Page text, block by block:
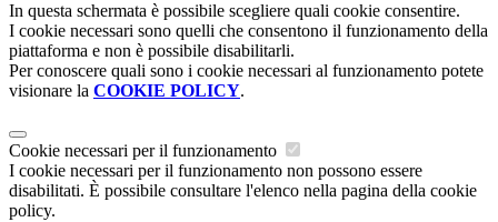
In questa schermata è possibile scegliere quali cookie consentire.
I cookie necessari sono quelli che consentono il funzionamento della
piattaforma e non è possibile disabilitarli.
Per conoscere quali sono i cookie necessari al funzionamento potete
visionare la COOKIE POLICY.
Cookie necessari per il funzionamento
I cookie necessari per il funzionamento non possono essere
disabilitati. È possibile consultare l'elenco nella pagina della cookie
policy.